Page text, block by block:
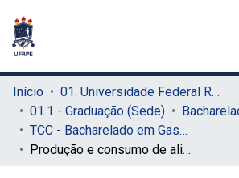
Início
01. Universidade Federal Rural de Pernambuco - UFRPE (Sede)
01.1 - Graduação (Sede)
TCC - Bacharelado em Gastronomia (Sede)
Produção e consumo de alimentação saudável: um estudo sobre o Armazém do Campo